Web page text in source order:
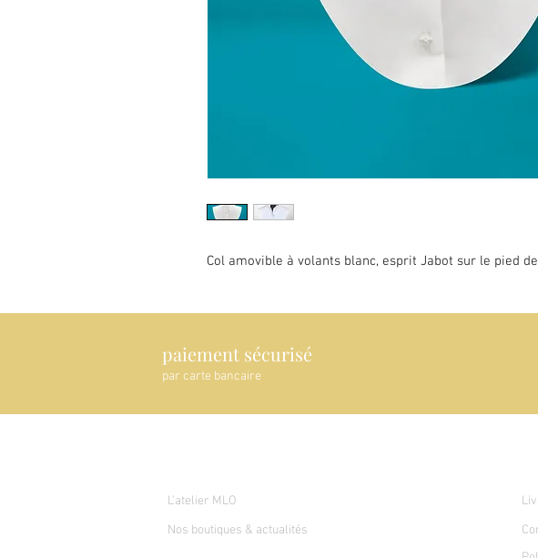
Col amovible à volants blanc, esprit Jabot sur le pied
paiement sécurisé
par carte bancaire
L'atelier MLO
Nos boutiques & actualités